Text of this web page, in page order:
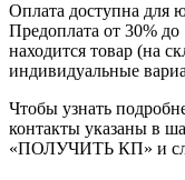
Оплата доступна для
Предоплата от 30% до
находится товар (на
индивидуальные
Чтобы узнать
контакты указаны в
«ПОЛУЧИТЬ КП» и